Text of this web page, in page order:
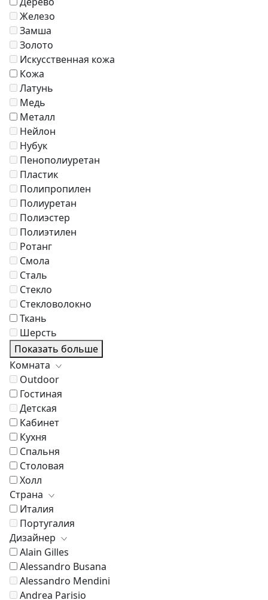
Железо
Замша
Золото
Искусственная кожа
Кожа
Латунь
Медь
Металл
Нейлон
Нубук
Пенополиуретан
Пластик
Полипропилен
Полиуретан
Полиэстер
Полиэтилен
Ротанг
Смола
Сталь
Стекло
Стекловолокно
Ткань
Шерсть
Показать больше
Комната
Outdoor
Гостиная
Детская
Кабинет
Кухня
Спальня
Столовая
Холл
Страна
Италия
Португалия
Дизайнер
Alain Gilles
Alessandro Busana
Alessandro Mendini
Andrea Parisio